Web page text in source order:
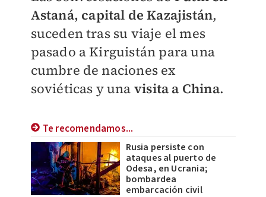
Astaná, capital de Kazajistán,
suceden tras su viaje el mes
pasado a Kirguistán para una
cumbre de naciones ex
soviéticas y una visita a China.
Te recomendamos...
Rusia persiste con
ataques al puerto de
Odesa, en Ucrania;
bombardea
embarcación civil